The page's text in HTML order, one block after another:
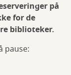
på
for de
biblioteker.
pause: